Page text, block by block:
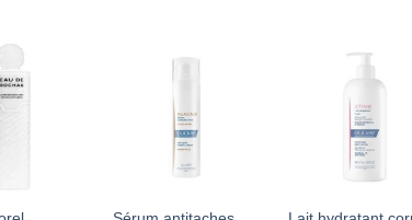
AJOUTER
À MES
FAVORIS
AJOUTER
À MES
FAVORIS